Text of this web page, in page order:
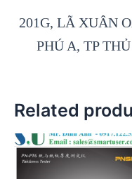
201G, LÃ XUÂN
PHÚ A, TP
Related